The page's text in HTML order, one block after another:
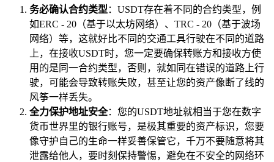
务必确认合约类型：USDT存在着不同的合约类型，例
如ERC - 20（基于以太坊网络）、TRC - 20（基于波场
网络）等，这就好比不同的交通工具行驶在不同的道路
上，在接收USDT时，您一定要确保转账方和接收方使
用的是同一合约类型，否则，就如同在错误的道路上行
驶，可能会导致转账失败，甚至让您的资产像断了线的
风筝一样丢失。
全力保护地址安全：您的USDT地址就相当于您在数字
货币世界里的银行账号，是极其重要的资产标识，您要
像守护自己的生命一样妥善保管它，千万不要随意将其
泄露给他人，要时刻保持警惕，避免在不安全的网络环